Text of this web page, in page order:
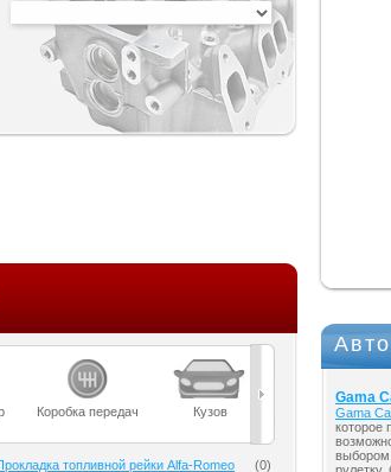
Коробка передач Кузов Масла
топливной рейки Alfa-Romeo
(0)
Gama
Gama
которое
выбором